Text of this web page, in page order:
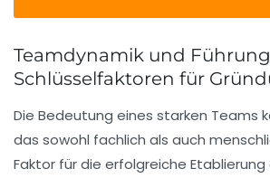
Teamdynamik und
Schlüsselfaktoren für
Die Bedeutung eines starken Teams
das sowohl fachlich als auch
Faktor für die erfolgreiche